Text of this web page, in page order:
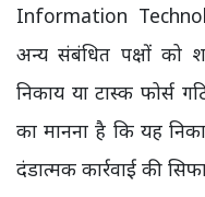
Information
अन्य संबंधित पक्षों को
निकाय या टास्क फोर्स
का मानना है कि यह
दंडात्मक कार्रवाई की